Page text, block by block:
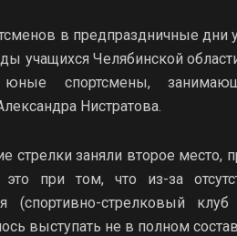
в предпраздничные дни
учащихся Челябинской
юные спортсмены,
Нистратова.
стрелки заняли второе
при том, что из-за
(спортивно-стрелковый
выступать не в полном